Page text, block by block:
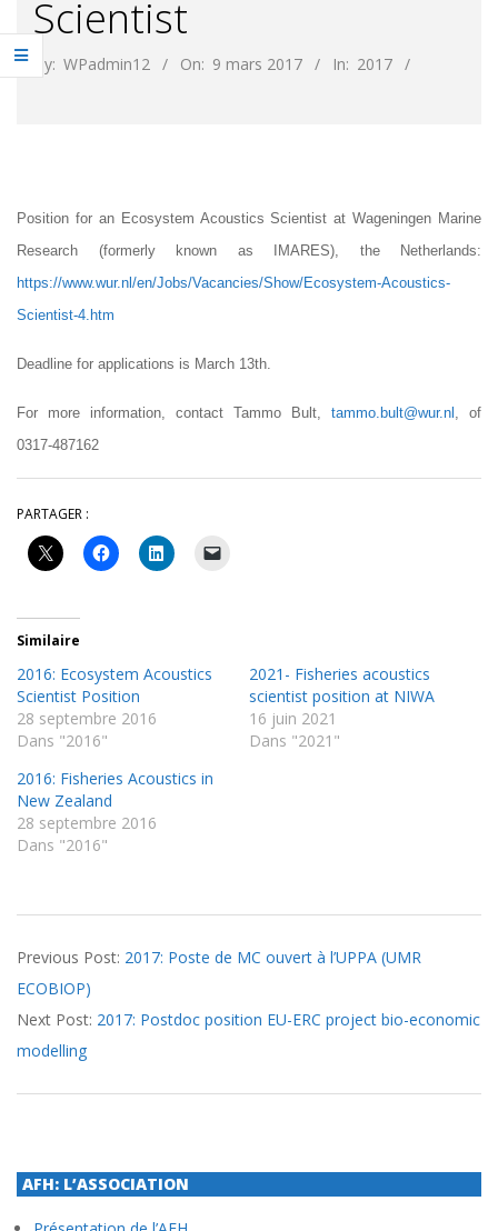
Scientist
By: WPadmin12 On: 9 mars 2017 In: 2017
Position for an Ecosystem Acoustics Scientist at Wageningen Marine
Research (formerly known as IMARES), the Netherlands:
https://www.wur.nl/en/Jobs/Vacancies/Show/Ecosystem-Acoustics-
Scientist-4.htm
Deadline for applications is March 13th.
For more information, contact Tammo Bult, tammo.bult@wur.nl
, of
0317-487162
PARTAGER :
Similaire
2016: Ecosystem Acoustics
Scientist Position
28 septembre 2016
Dans "2016"
2021- Fisheries acoustics
scientist position at NIWA
16 juin 2021
Dans "2021"
2016: Fisheries Acoustics in
New Zealand
28 septembre 2016
Dans "2016"
03-
09
Previous Post: 2017: Poste de MC ouvert à l’UPPA (UMR
ECOBIOP)
Next Post: 2017: Postdoc position EU-ERC project bio-economic
modelling
AFH: L’ASSOCIATION